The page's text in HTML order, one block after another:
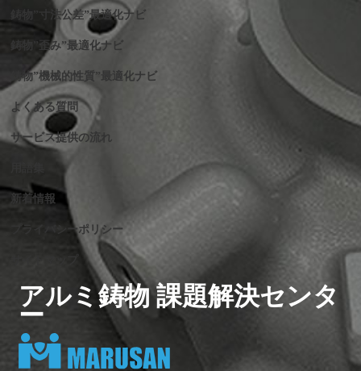
鋳物”寸法公差”最適化ナビ
鋳物”歪み”最適化ナビ
鋳物”機械的性質”最適化ナビ
よくある質問
サービス提供の流れ
新着情報
プライバシーポリシー
アルミ鋳物 課題解決センタ
ー